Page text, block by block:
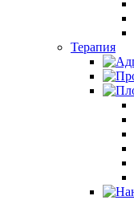
Терапия